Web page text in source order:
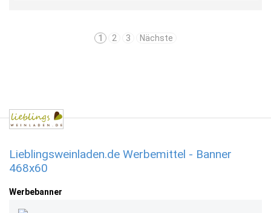
1 2 3 Nächste
Lieblingsweinladen.de Werbemittel - Banner
468x60
Werbebanner